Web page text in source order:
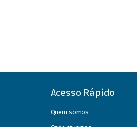
Acesso Rápido
Quem somos